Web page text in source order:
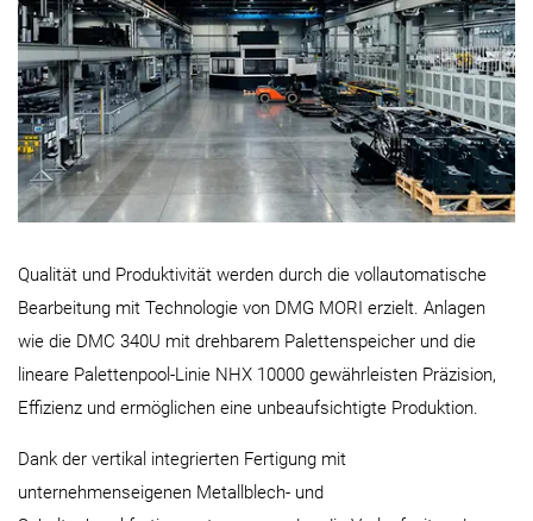
Qualität und Produktivität werden durch die vollautomatische
Bearbeitung mit Technologie von DMG MORI erzielt. Anlagen
wie die DMC 340U mit drehbarem Palettenspeicher und die
lineare Palettenpool-Linie NHX 10000 gewährleisten Präzision,
Effizienz und ermöglichen eine unbeaufsichtigte Produktion.
Dank der vertikal integrierten Fertigung mit
unternehmenseigenen Metallblech- und